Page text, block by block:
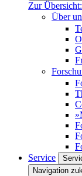
Zur
Über
Service
Navigation